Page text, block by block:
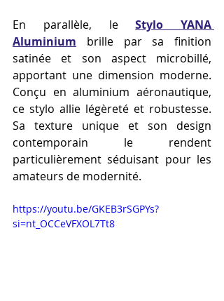
En parallèle, le Stylo YANA
Aluminium brille par sa finition
satinée et son aspect microbillé,
apportant une dimension moderne.
Conçu en aluminium aéronautique,
ce stylo allie légèreté et robustesse.
Sa texture unique et son design
contemporain le rendent
particulièrement séduisant pour les
amateurs de modernité.
https://youtu.be/GKEB3rSGPYs?
si=nt_OCCeVFXOL7Tt8